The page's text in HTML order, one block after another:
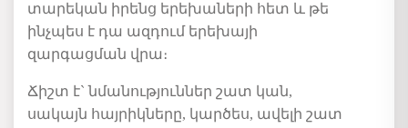
տարեկան իրենց երեխաների հետ և թե
ինչպես է դա ազդում երեխայի
զարգացման վրա։
Ճիշտ է` նմանություններ շատ կան,
սակայն հայրիկները, կարծես, ավելի շատ